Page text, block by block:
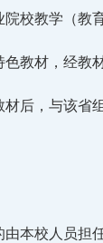
校教学（教
教材，经教
后，与该省
本校人员担